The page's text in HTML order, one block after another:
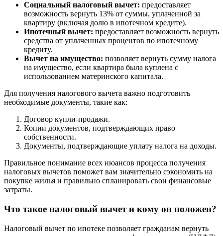
Социальный налоговый вычет: предоставляет
возможность вернуть 13% от суммы, уплаченной за
квартиру (включая долю в ипотечном кредите).
Ипотечный вычет: предоставляет возможность вернуть
средства от уплаченных процентов по ипотечному
кредиту.
Вычет на имущество: позволяет вернуть сумму налога
на имущество, если квартира была куплена с
использованием материнского капитала.
Для получения налогового вычета важно подготовить
необходимые документы, такие как:
Договор купли-продажи.
Копии документов, подтверждающих право
собственности.
Документы, подтверждающие уплату налога на доходы.
Правильное понимание всех нюансов процесса получения
налоговых вычетов поможет вам значительно сэкономить на
покупке жилья и правильно спланировать свои финансовые
затраты.
Что такое налоговый вычет и кому он положен?
Налоговый вычет по ипотеке позволяет гражданам вернуть